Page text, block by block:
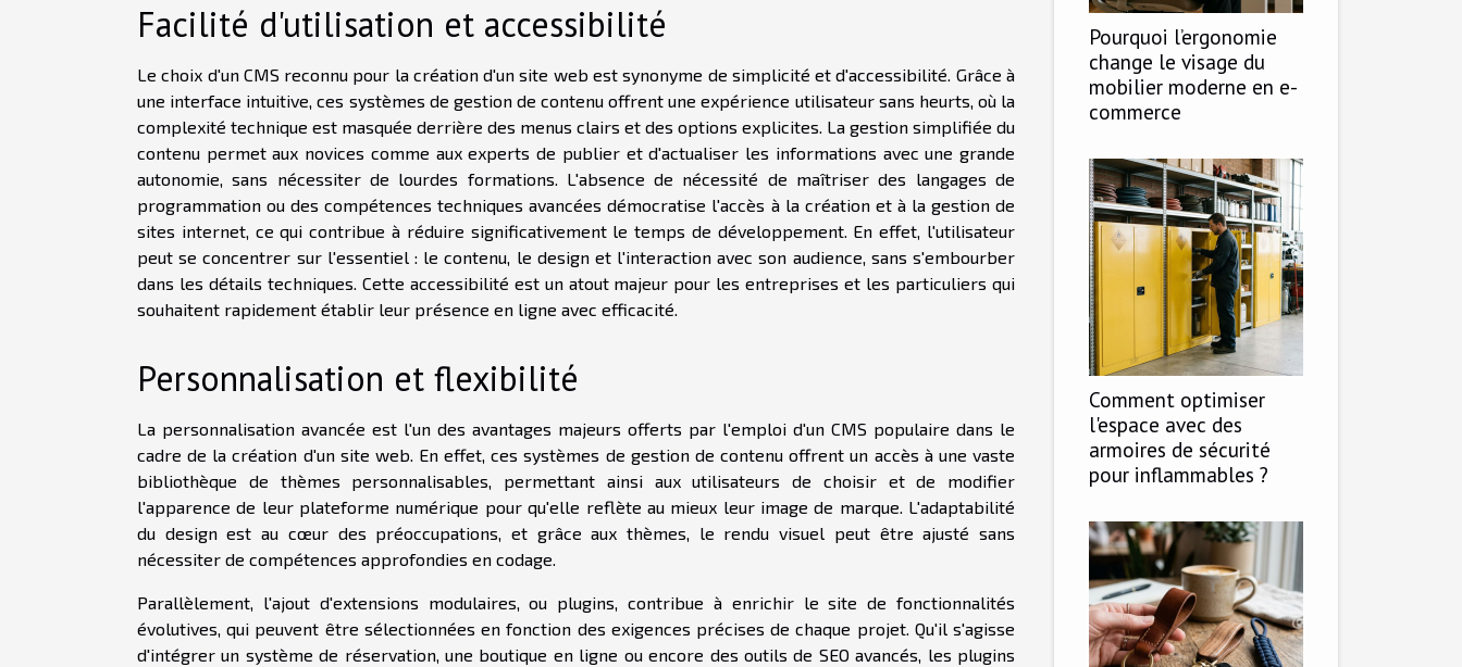
Facilité d'utilisation et accessibilité
Le choix d'un CMS reconnu pour la création d'un site web est synonyme de simplicité et d'accessibilité. Grâce à
une interface intuitive, ces systèmes de gestion de contenu offrent une expérience utilisateur sans heurts, où la
complexité technique est masquée derrière des menus clairs et des options explicites. La gestion simplifiée du
contenu permet aux novices comme aux experts de publier et d'actualiser les informations avec une grande
autonomie, sans nécessiter de lourdes formations. L'absence de nécessité de maîtriser des langages de
programmation ou des compétences techniques avancées démocratise l'accès à la création et à la gestion de
sites internet, ce qui contribue à réduire significativement le temps de développement. En effet, l'utilisateur
peut se concentrer sur l'essentiel : le contenu, le design et l'interaction avec son audience, sans s'embourber
dans les détails techniques. Cette accessibilité est un atout majeur pour les entreprises et les particuliers qui
souhaitent rapidement établir leur présence en ligne avec efficacité.
Personnalisation et flexibilité
La personnalisation avancée est l'un des avantages majeurs offerts par l'emploi d'un CMS populaire dans le
cadre de la création d'un site web. En effet, ces systèmes de gestion de contenu offrent un accès à une vaste
bibliothèque de thèmes personnalisables, permettant ainsi aux utilisateurs de choisir et de modifier
l'apparence de leur plateforme numérique pour qu'elle reflète au mieux leur image de marque. L'adaptabilité
du design est au cœur des préoccupations, et grâce aux thèmes, le rendu visuel peut être ajusté sans
nécessiter de compétences approfondies en codage.
Parallèlement, l'ajout d'extensions modulaires, ou plugins, contribue à enrichir le site de fonctionnalités
évolutives, qui peuvent être sélectionnées en fonction des exigences précises de chaque projet. Qu'il s'agisse
d'intégrer un système de réservation, une boutique en ligne ou encore des outils de SEO avancés, les plugins
Pourquoi l’ergonomie
change le visage du
mobilier moderne en e-
commerce
Comment optimiser
l'espace avec des
armoires de sécurité
pour inflammables ?